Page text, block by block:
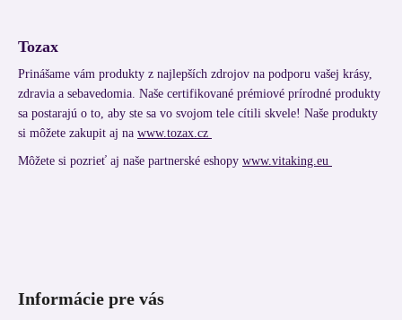
Tozax
Prinášame vám produkty z najlepších zdrojov na podporu vašej krásy,
zdravia a sebavedomia. Naše certifikované prémiové prírodné produkty
sa postarajú o to, aby ste sa vo svojom tele cítili skvele! Naše produkty
si môžete zakupit aj na www.tozax.cz
Môžete si pozrieť aj naše partnerské eshopy www.vitaking.eu
Informácie pre vás